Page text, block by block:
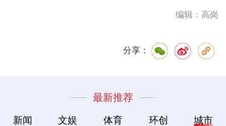
编辑：高岗
分享：
最新推荐
新闻 文娱 体育 环创 城市